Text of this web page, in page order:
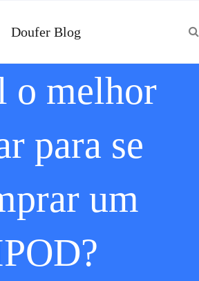
Doufer Blog
o melhor
para se
um